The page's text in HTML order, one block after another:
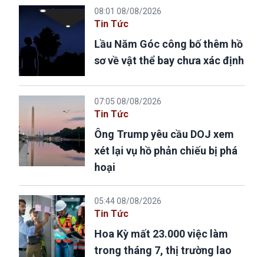
08:01 08/08/2026
Tin Tức
Lầu Năm Góc công bố thêm hồ
sơ về vật thể bay chưa xác định
07:05 08/08/2026
Tin Tức
Ông Trump yêu cầu DOJ xem
xét lại vụ hồ phản chiếu bị phá
hoại
05:44 08/08/2026
Tin Tức
Hoa Kỳ mất 23.000 việc làm
trong tháng 7, thị trường lao